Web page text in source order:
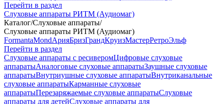
Перейти в раздел
Слуховые аппараты РИТМ (Аудиомаг)
Каталог/Слуховые аппараты/
Слуховые аппараты РИТМ (Аудиомаг)
FormantaMondАрияБризГрандКруизМастерРетроЭльф
Перейти в раздел
Слуховые аппараты с ресиверомЦифровые слуховые
аппаратыАналоговые слуховые аппаратыЗаушные слуховые
аппаратыВнутриушные слуховые аппаратыВнутриканальные
слуховые аппаратыКарманные слуховые
аппаратыПерезаряжаемые слуховые аппаратыСлуховые
аппараты для детейСлуховые аппараты для